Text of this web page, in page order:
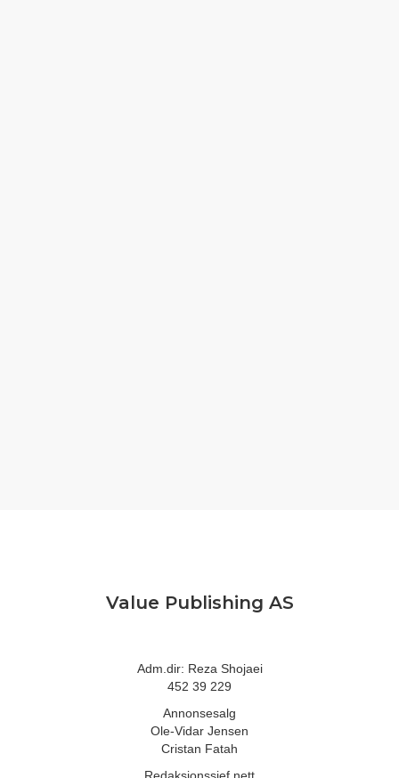
Value Publishing AS
Adm.dir: Reza Shojaei
452 39 229
Annonsesalg
Ole-Vidar Jensen
Cristan Fatah